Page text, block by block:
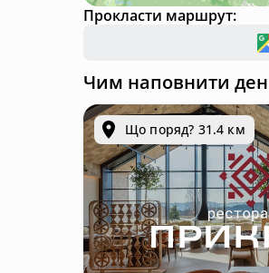
Прокласти маршрут:
Чим наповнити
Що поряд? 31.4 км